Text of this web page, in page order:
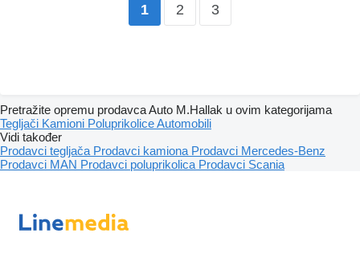
1 2 3
Pretražite opremu prodavca Auto M.Hallak u ovim kategorijama
Tegljači Kamioni PoluprikoliceAutomobili
Vidi također
Prodavci tegljača Prodavci kamiona Prodavci Mercedes-Benz
Prodavci MAN Prodavci poluprikolica Prodavci Scania